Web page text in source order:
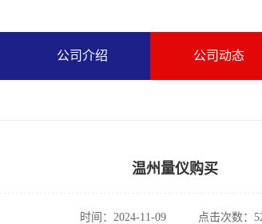
公司介绍 公司动态
温州量仪购买
时间：2024-11-09 点击次数：